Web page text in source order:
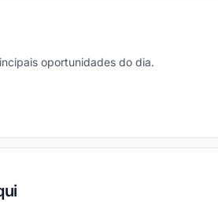
oportunidades do dia.